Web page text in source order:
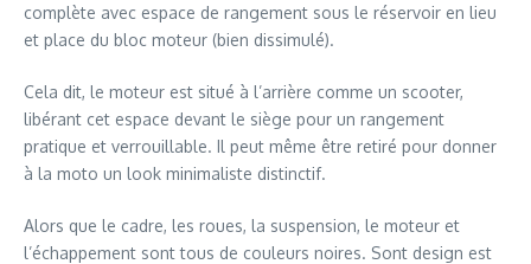
complète avec espace de rangement sous le réservoir en lieu
et place du bloc moteur (bien dissimulé).
Cela dit, le moteur est situé à l’arrière comme un scooter,
libérant cet espace devant le siège pour un rangement
pratique et verrouillable. Il peut même être retiré pour donner
à la moto un look minimaliste distinctif.
Alors que le cadre, les roues, la suspension, le moteur et
l’échappement sont tous de couleurs noires. Sont design est